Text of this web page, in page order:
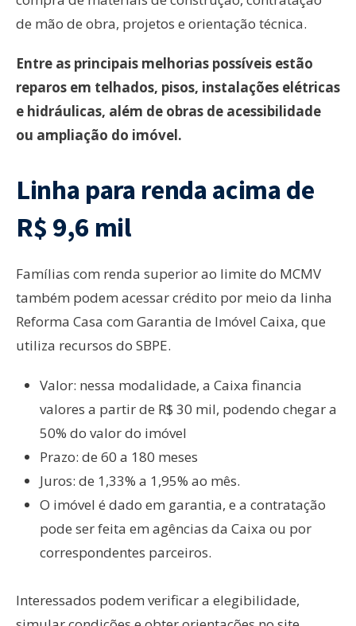
de mão de obra, projetos e orientação técnica.
Entre as principais melhorias possíveis estão
reparos em telhados, pisos, instalações elétricas
e hidráulicas, além de obras de acessibilidade
ou ampliação do imóvel.
Linha para renda acima de
R$ 9,6 mil
Famílias com renda superior ao limite do MCMV
também podem acessar crédito por meio da linha
Reforma Casa com Garantia de Imóvel Caixa, que
utiliza recursos do SBPE.
Valor: nessa modalidade, a Caixa financia
valores a partir de R$ 30 mil, podendo chegar a
50% do valor do imóvel
Prazo: de 60 a 180 meses
Juros: de 1,33% a 1,95% ao mês.
O imóvel é dado em garantia, e a contratação
pode ser feita em agências da Caixa ou por
correspondentes parceiros.
Interessados podem verificar a elegibilidade,